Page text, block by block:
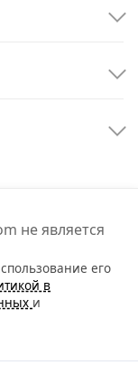
не является
его
в
и